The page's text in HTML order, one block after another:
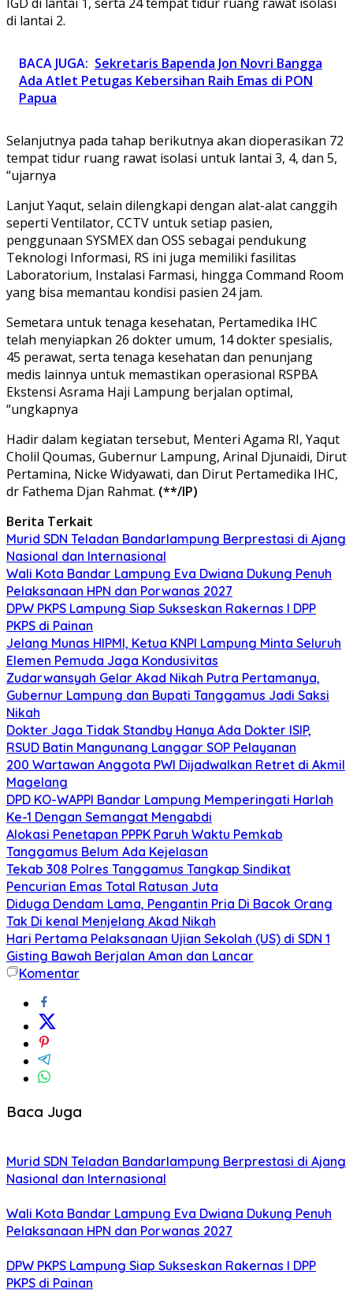
di lantai 2.
BACA JUGA: Sekretaris Bapenda Jon Novri Bangga
Ada Atlet Petugas Kebersihan Raih Emas di PON
Papua
Selanjutnya pada tahap berikutnya akan dioperasikan 72
tempat tidur ruang rawat isolasi untuk lantai 3, 4, dan 5,
“ujarnya
Lanjut Yaqut, selain dilengkapi dengan alat-alat canggih
seperti Ventilator, CCTV untuk setiap pasien,
penggunaan SYSMEX dan OSS sebagai pendukung
Teknologi Informasi, RS ini juga memiliki fasilitas
Laboratorium, Instalasi Farmasi, hingga Command Room
yang bisa memantau kondisi pasien 24 jam.
Semetara untuk tenaga kesehatan, Pertamedika IHC
telah menyiapkan 26 dokter umum, 14 dokter spesialis,
45 perawat, serta tenaga kesehatan dan penunjang
medis lainnya untuk memastikan operasional RSPBA
Ekstensi Asrama Haji Lampung berjalan optimal,
“ungkapnya
Hadir dalam kegiatan tersebut, Menteri Agama RI, Yaqut
Cholil Qoumas, Gubernur Lampung, Arinal Djunaidi, Dirut
Pertamina, Nicke Widyawati, dan Dirut Pertamedika IHC,
dr Fathema Djan Rahmat. (**/IP)
Berita Terkait
Murid SDN Teladan Bandarlampung Berprestasi di Ajang
Nasional dan Internasional
Wali Kota Bandar Lampung Eva Dwiana Dukung Penuh
Pelaksanaan HPN dan Porwanas 2027
DPW PKPS Lampung Siap Sukseskan Rakernas I DPP
PKPS di Painan
Jelang Munas HIPMI, Ketua KNPI Lampung Minta Seluruh
Elemen Pemuda Jaga Kondusivitas
Zudarwansyah Gelar Akad Nikah Putra Pertamanya,
Gubernur Lampung dan Bupati Tanggamus Jadi Saksi
Nikah
Dokter Jaga Tidak Standby Hanya Ada Dokter ISIP,
RSUD Batin Mangunang Langgar SOP Pelayanan
200 Wartawan Anggota PWI Dijadwalkan Retret di Akmil
Magelang
DPD KO-WAPPI Bandar Lampung Memperingati Harlah
Ke-1 Dengan Semangat Mengabdi
Alokasi Penetapan PPPK Paruh Waktu Pemkab
Tanggamus Belum Ada Kejelasan
Tekab 308 Polres Tanggamus Tangkap Sindikat
Pencurian Emas Total Ratusan Juta
Diduga Dendam Lama, Pengantin Pria Di Bacok Orang
Tak Di kenal Menjelang Akad Nikah
Hari Pertama Pelaksanaan Ujian Sekolah (US) di SDN 1
Gisting Bawah Berjalan Aman dan Lancar
Komentar
Baca Juga
Murid SDN Teladan Bandarlampung Berprestasi di Ajang
Nasional dan Internasional
Wali Kota Bandar Lampung Eva Dwiana Dukung Penuh
Pelaksanaan HPN dan Porwanas 2027
DPW PKPS Lampung Siap Sukseskan Rakernas I DPP
PKPS di Painan